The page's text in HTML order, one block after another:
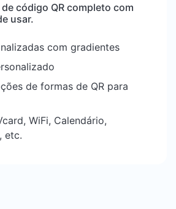
código QR completo com
usar.
com gradientes
de formas de QR para
WiFi, Calendário,
etc.